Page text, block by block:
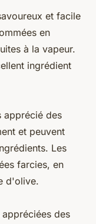
et facile
en
à la vapeur.
ingrédient
apprécié des
et peuvent
Les
farcies, en
d'olive.
des